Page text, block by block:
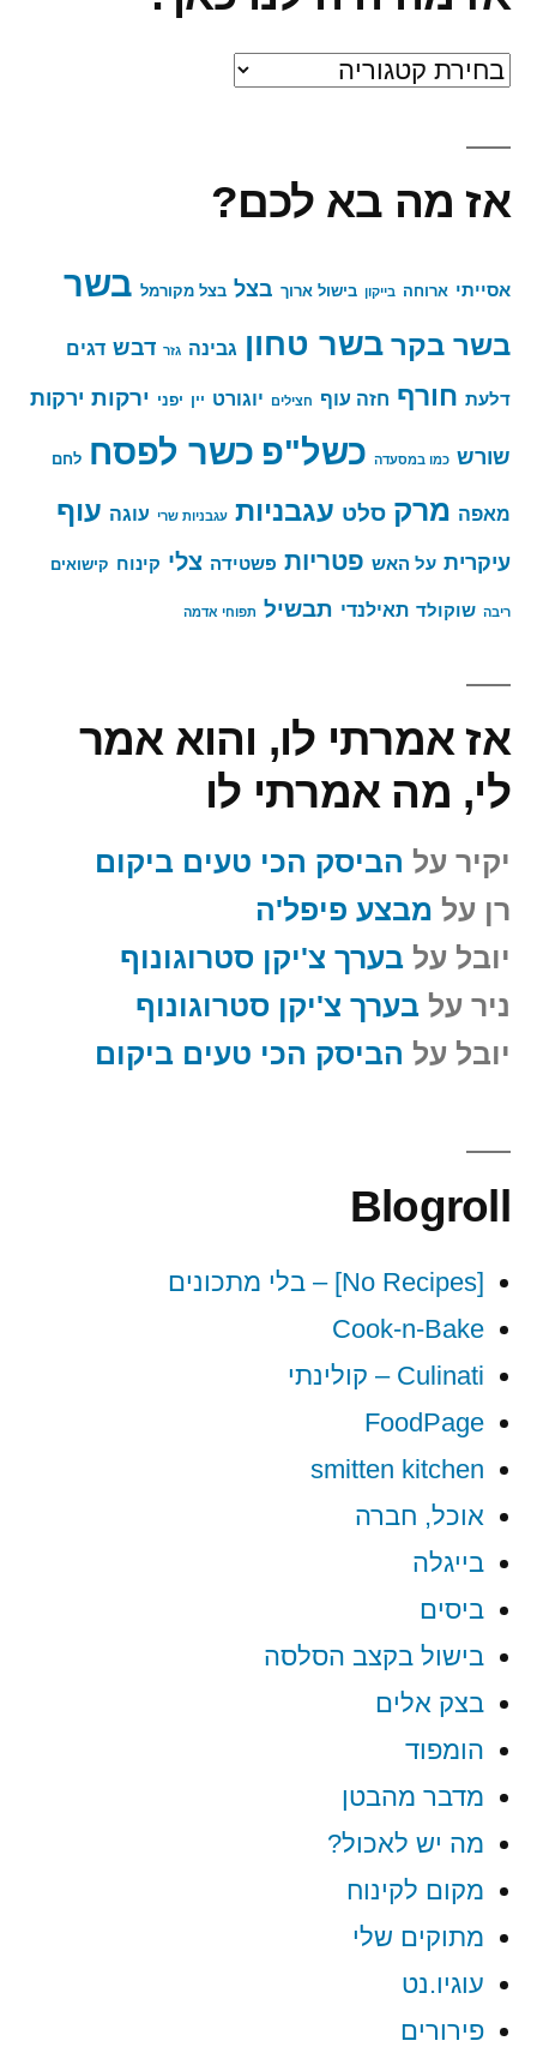
אז
לנו
אז מה בא לכם?
אסייתי ארוחה בייקון בישול ארוך בצל בצל מקורמל בשר
בשר בקר בשר טחון גבינה גזר דבש דגים
דלעת חורף חזה עוף חצילים יוגורט יין יפני ירקות ירקות
שורש כמו במסעדה כשל"פ כשר לפסח לחם
מאפה מרק סלט עגבניות עגבניות שרי עוגה עוף
עיקרית על האש פטריות פשטידה צלי קינוח קישואים
ריבה שוקולד תאילנדי תבשיל תפוחי אדמה
אז אמרתי לו, והוא אמר
לי, מה אמרתי לו
יקיר על הביסק הכי טעים ביקום
רן על מבצע פיפל'ה
יובל על בערך צ'יקן סטרוגונוף
ניר על בערך צ'יקן סטרוגונוף
יובל על הביסק הכי טעים ביקום
Blogroll
[No Recipes] – בלי מתכונים
Cook-n-Bake
Culinati – קולינתי
FoodPage
smitten kitchen
אוכל, חברה
בייגלה
ביסים
בישול בקצב הסלסה
בצק אלים
הומפוד
מדבר מהבטן
מה יש לאכול?
מקום לקינוח
מתוקים שלי
עוגיו.נט
פירורים